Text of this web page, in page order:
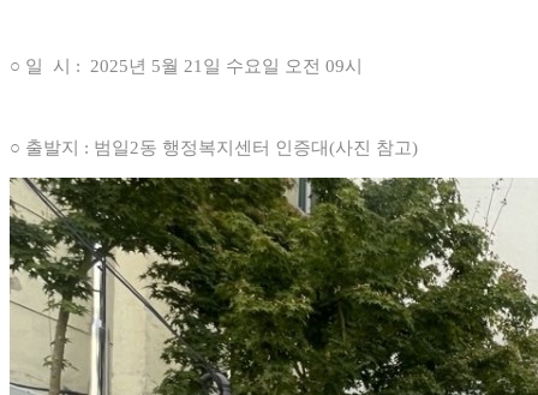
○ 일 시 : 2025년 5월 21일 수요일 오전 09시
○ 출발지 : 범일2동 행정복지센터 인증대(사진 참고)